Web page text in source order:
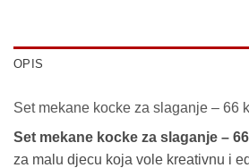
OPIS
Set mekane kocke za slaganje – 66
Set mekane kocke za slaganje –
za malu djecu koja vole kreativnu i